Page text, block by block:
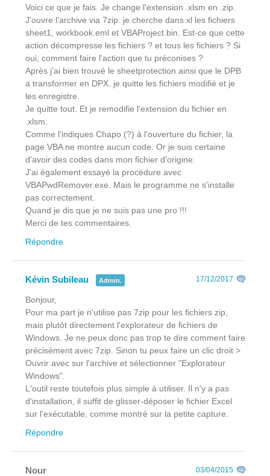
Voici ce que je fais. Je change l'extension .xlsm en .zip.
J'ouvre l'archive via 7zip. je cherche dans xl les fichiers
sheet1, workbook.eml et VBAProject.bin. Est-ce que cette
action décompresse les fichiers ? et tous les fichiers ? Si
oui, comment faire l'action que tu préconises ?
Après j'ai bien trouvé le sheetprotection ainsi que le DPB
a transformer en DPX. je quitte les fichiers modifié et je
les enregistre.
Je quitte tout. Et je remodifie l'extension du fichier en
.xlsm.
Comme l'indiques Chapo (?) à l'ouverture du fichier, la
page VBA ne montre aucun code. Or je suis certaine
d'avoir des codes dans mon fichier d'origine.
J'ai également essayé la procédure avec
VBAPwdRemover.exe. Mais le programme ne s'installe
pas correctement.
Quand je dis que je ne suis pas une pro !!!
Merci de tes commentaires.
Répondre
Kévin Subileau Admin. 17/12/2017
Bonjour,
Pour ma part je n'utilise pas 7zip pour les fichiers zip,
mais plutôt directement l'explorateur de fichiers de
Windows. Je ne peux donc pas trop te dire comment faire
précisément avec 7zip. Sinon tu peux faire un clic droit >
Ouvrir avec sur l'archive et sélectionner "Explorateur
Windows".
L'outil reste toutefois plus simple à utiliser. Il n'y a pas
d'installation, il suffit de glisser-déposer le fichier Excel
sur l'exécutable, comme montré sur la petite capture.
Répondre
Nour 03/04/2015